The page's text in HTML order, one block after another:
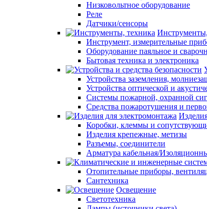
Низковольтное оборудование
Реле
Датчики/сенсоры
Инструмент, измерительные
Оборудование паяльное и
Бытовая техника и электроника
Устройства заземления,
Устройства оптической и
Системы пожарной, охранной
Средства пожаротушения и
Коробки, клеммы и
Изделия крепежные, метизы
Разъемы, соединители
Арматура кабельная/
Отопительные приборы,
Сантехника
Освещение
Светотехника